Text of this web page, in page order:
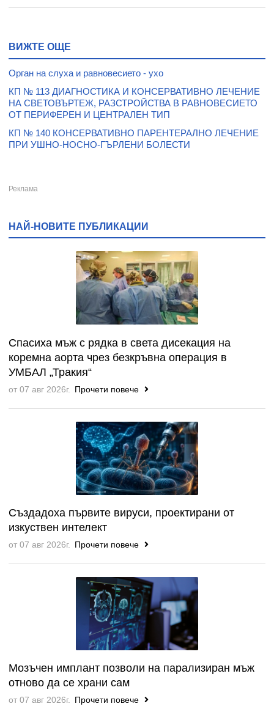
ВИЖТЕ ОЩЕ
Орган на слуха и равновесието - ухо
КП № 113 ДИАГНОСТИКА И КОНСЕРВАТИВНО ЛЕЧЕНИЕ
НА СВЕТОВЪРТЕЖ, РАЗСТРОЙСТВА В РАВНОВЕСИЕТО
ОТ ПЕРИФЕРЕН И ЦЕНТРАЛЕН ТИП
КП № 140 КОНСЕРВАТИВНО ПАРЕНТЕРАЛНО ЛЕЧЕНИЕ
ПРИ УШНО-НОСНО-ГЪРЛЕНИ БОЛЕСТИ
НАЙ-НОВИТЕ ПУБЛИКАЦИИ
Спасиха мъж с рядка в света дисекация на
коремна аорта чрез безкръвна операция в
УМБАЛ „Тракия“
от 07 авг 2026г. Прочети повече
Създадоха първите вируси, проектирани от
изкуствен интелект
от 07 авг 2026г. Прочети повече
Мозъчен имплант позволи на парализиран мъж
отново да се храни сам
от 07 авг 2026г. Прочети повече